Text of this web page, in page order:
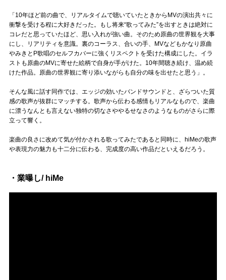
「10年ほど前の曲で、リアルタイムで聴いていたときからMVの演出共々に
衝撃を受ける程に大好きだった。もし将来“歌ってみた”を出すときは絶対に
コレだと思っていたほど、思い入れが強い曲。そのため原曲の世界観を大事
にし、リアリティを意識。裏のコーラス、合いの手、MVなどもかなり原曲
やみきとP歌唱のセルフカバーに強くリスペクトを受けた構成にした。イラ
ストも原曲のMVに寄せた絵柄で自身が手がけた。10年間聴き続け、温め続
けた作品。原曲の世界観に寄り添いながらも自分の味を出せたと思う」。
そんな風に話す同作では、エッジの効いたバンドサウンドと、ざらついた質
感の歌声が抜群にマッチする。歌声から伝わる感情もリアルなもので、楽曲
に漂うなんとも言えない独特の切なさややるせなさのようなものがさらに際
立って響く。
楽曲の良さに改めて気が付かされる歌ってみたであると同時に、hiMeの歌声
や表現力の魅力も十二分に伝わる、完成度の高い作品だといえるだろう。
・業曝し/ hiMe